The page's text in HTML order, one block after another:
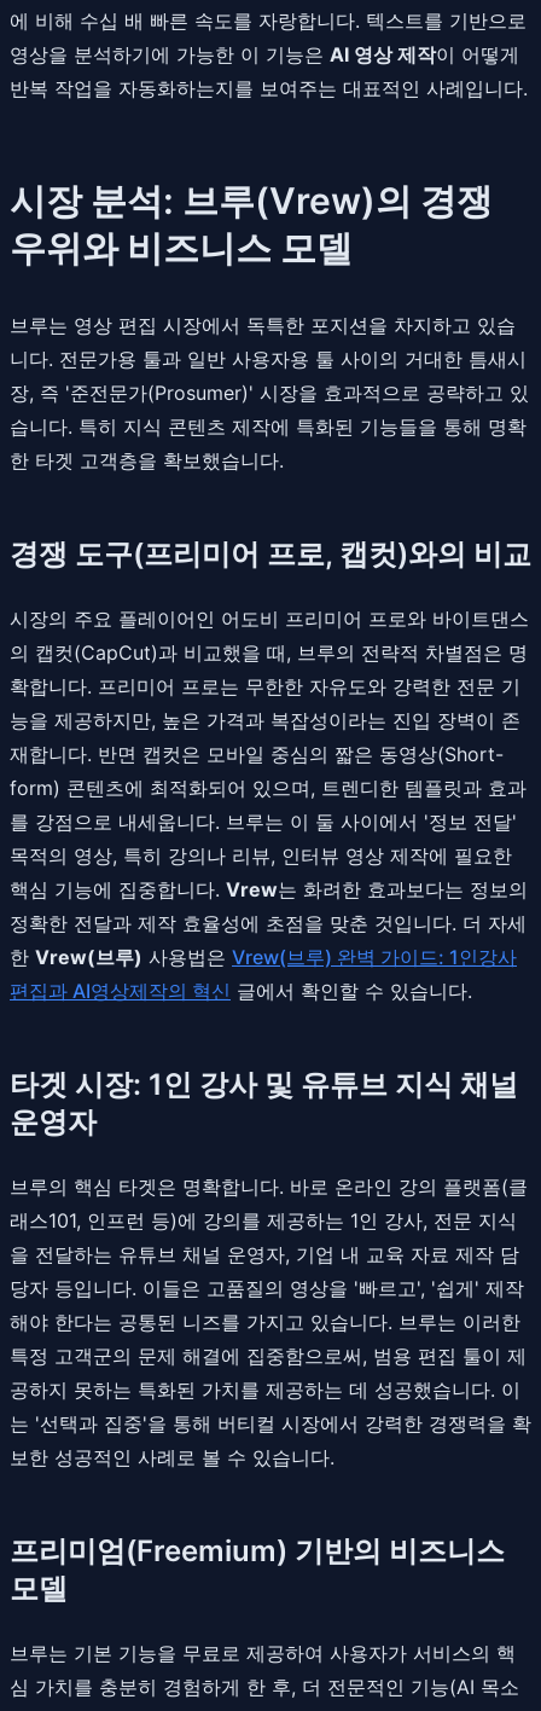
에 비해 수십 배 빠른 속도를 자랑합니다. 텍스트를 기반으로
영상을 분석하기에 가능한 이 기능은 AI 영상 제작이 어떻게
반복 작업을 자동화하는지를 보여주는 대표적인 사례입니다.
시장 분석: 브루(Vrew)의 경쟁
우위와 비즈니스 모델
브루는 영상 편집 시장에서 독특한 포지션을 차지하고 있습
니다. 전문가용 툴과 일반 사용자용 툴 사이의 거대한 틈새시
장, 즉 '준전문가(Prosumer)' 시장을 효과적으로 공략하고 있
습니다. 특히 지식 콘텐츠 제작에 특화된 기능들을 통해 명확
한 타겟 고객층을 확보했습니다.
경쟁 도구(프리미어 프로, 캡컷)와의 비교
시장의 주요 플레이어인 어도비 프리미어 프로와 바이트댄스
의 캡컷(CapCut)과 비교했을 때, 브루의 전략적 차별점은 명
확합니다. 프리미어 프로는 무한한 자유도와 강력한 전문 기
능을 제공하지만, 높은 가격과 복잡성이라는 진입 장벽이 존
재합니다. 반면 캡컷은 모바일 중심의 짧은 동영상(Short-
form) 콘텐츠에 최적화되어 있으며, 트렌디한 템플릿과 효과
를 강점으로 내세웁니다. 브루는 이 둘 사이에서 '정보 전달'
목적의 영상, 특히 강의나 리뷰, 인터뷰 영상 제작에 필요한
핵심 기능에 집중합니다. Vrew는 화려한 효과보다는 정보의
정확한 전달과 제작 효율성에 초점을 맞춘 것입니다. 더 자세
한 Vrew(브루) 사용법은 Vrew(브루) 완벽 가이드: 1인강사
편집과 AI영상제작의 혁신 글에서 확인할 수 있습니다.
타겟 시장: 1인 강사 및 유튜브 지식 채널
운영자
브루의 핵심 타겟은 명확합니다. 바로 온라인 강의 플랫폼(클
래스101, 인프런 등)에 강의를 제공하는 1인 강사, 전문 지식
을 전달하는 유튜브 채널 운영자, 기업 내 교육 자료 제작 담
당자 등입니다. 이들은 고품질의 영상을 '빠르고', '쉽게' 제작
해야 한다는 공통된 니즈를 가지고 있습니다. 브루는 이러한
특정 고객군의 문제 해결에 집중함으로써, 범용 편집 툴이 제
공하지 못하는 특화된 가치를 제공하는 데 성공했습니다. 이
는 '선택과 집중'을 통해 버티컬 시장에서 강력한 경쟁력을 확
보한 성공적인 사례로 볼 수 있습니다.
프리미엄(Freemium) 기반의 비즈니스
모델
브루는 기본 기능을 무료로 제공하여 사용자가 서비스의 핵
심 가치를 충분히 경험하게 한 후, 더 전문적인 기능(AI 목소